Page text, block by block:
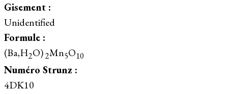
Gisement :
Unidentified
Formule :
(Ba,H2O)2Mn5O10
Numéro Strunz :
4DK10